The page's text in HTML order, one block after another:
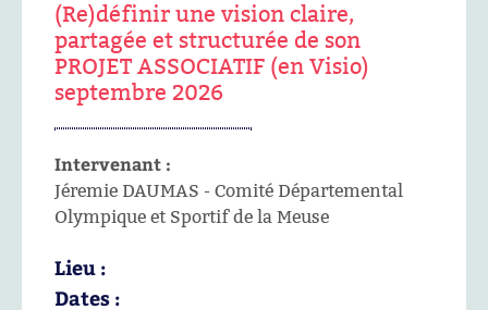
(Re)définir une vision claire,
partagée et structurée de son
PROJET ASSOCIATIF (en Visio)
septembre 2026
Intervenant :
Jéremie DAUMAS - Comité Départemental
Olympique et Sportif de la Meuse
Lieu :
Dates :